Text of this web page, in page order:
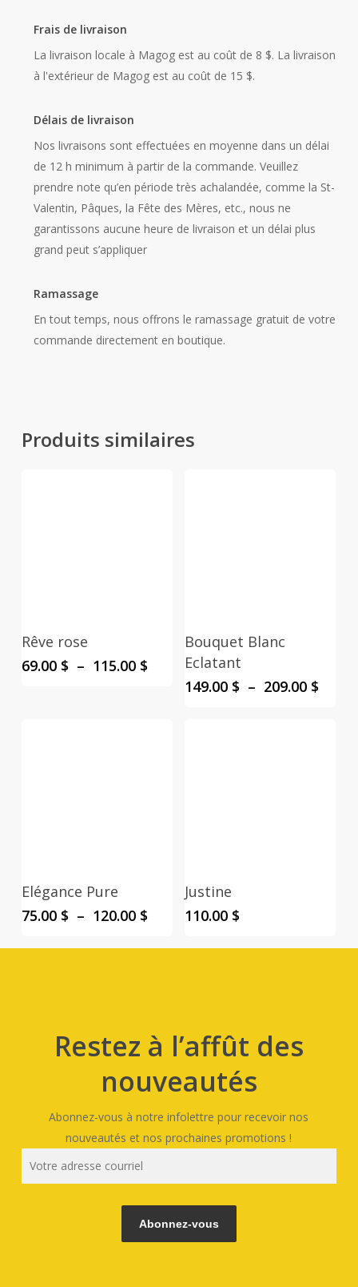
Frais de livraison
La livraison locale à Magog est au coût de 8 $. La livraison
à l'extérieur de Magog est au coût de 15 $.
Délais de livraison
Nos livraisons sont effectuées en moyenne dans un délai
de 12 h minimum à partir de la commande. Veuillez
prendre note qu’en période très achalandée, comme la St-
Valentin, Pâques, la Fête des Mères, etc., nous ne
garantissons aucune heure de livraison et un délai plus
grand peut s’appliquer
Ramassage
En tout temps, nous offrons le ramassage gratuit de votre
commande directement en boutique.
Produits similaires
Rêve rose
69.00 $ – 115.00 $Plage
Bouquet Blanc
Eclatant
149.00 $ – 209.00 $
Elégance Pure
75.00 $ – 120.00 $Plage
prix :
Justine
110.00 $
Restez à l’affût des
nouveautés
Abonnez-vous à notre infolettre pour recevoir nos
nouveautés et nos prochaines promotions !